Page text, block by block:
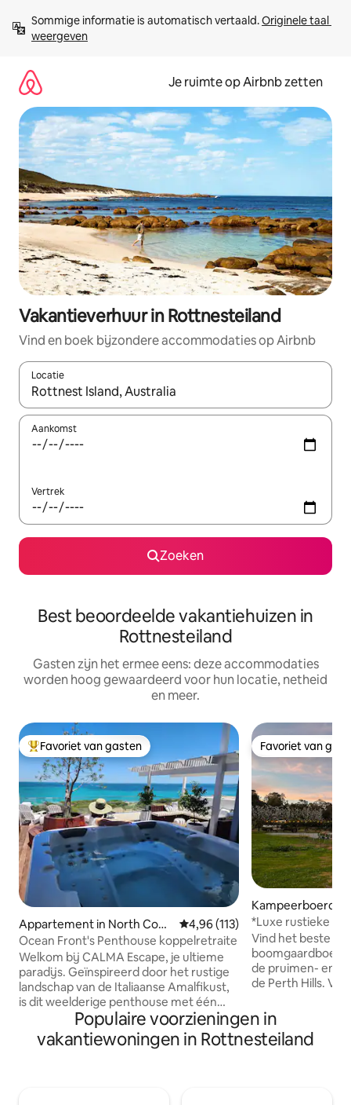
direct
naar
Sommige informatie is automatisch vertaald. Originele taal
weergeven
Je ruimte op Airbnb zetten
Vakantieverhuur in Rottnesteiland
Vind en boek bijzondere accommodaties op Airbnb
Locatie
Wanneer er suggesties beschikbaar zijn, maak je een keuze
Aankomst
Vertrek
Zoeken
Best beoordeelde vakantiehuizen in
Rottnesteiland
Gasten zijn het ermee eens: deze accommodaties
worden hoog gewaardeerd voor hun locatie, netheid
en meer.
Topfavoriet van gasten
Favoriet van gasten
Appartement in North Coog
ee
Gemiddelde beoordeling van
4,96 (113)
Ocean Front's Penthouse koppelretraite
Welkom bij CALMA Escape, je ultieme
paradijs. Geïnspireerd door het rustige
landschap van de Italiaanse Amalfikust,
is dit weelderige penthouse met één
slaapkamer perfect om achterover te
leunen en te genieten van de fijnere
dingen in het leven of erop uit te gaan
Favoriet van
Favoriet van
el
*Luxe rustieke
kauwgom- en
Vind het beste
de pruimen- en
de Perth Hills.
zomerfruit, rijke
winters: elk
Mairiposa. Herontdek de kunst van het
Populaire voorzieningen in
vakantiewoningen in Rottnesteiland